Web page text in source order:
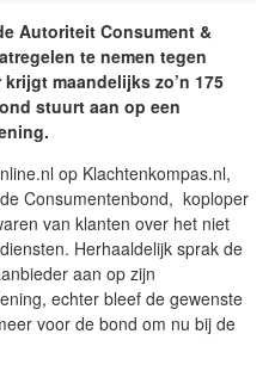
Autoriteit Consument &
te nemen tegen
maandelijks zo’n 175
stuurt aan op een
op Klachtenkompas.nl,
Consumentenbond, koploper
van klanten over het niet
Herhaaldelijk sprak de
aan op zijn
echter bleef de gewenste
voor de bond om nu bij de